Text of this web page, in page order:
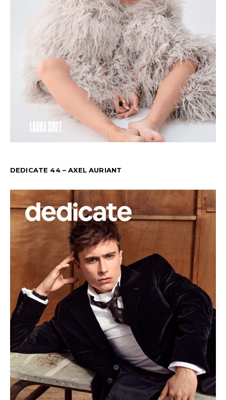
DEDICATE 44 – AXEL AURIANT